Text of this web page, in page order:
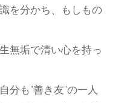
を分かち、もしもの
無垢で清い心を持っ
分も”善き友”の一人